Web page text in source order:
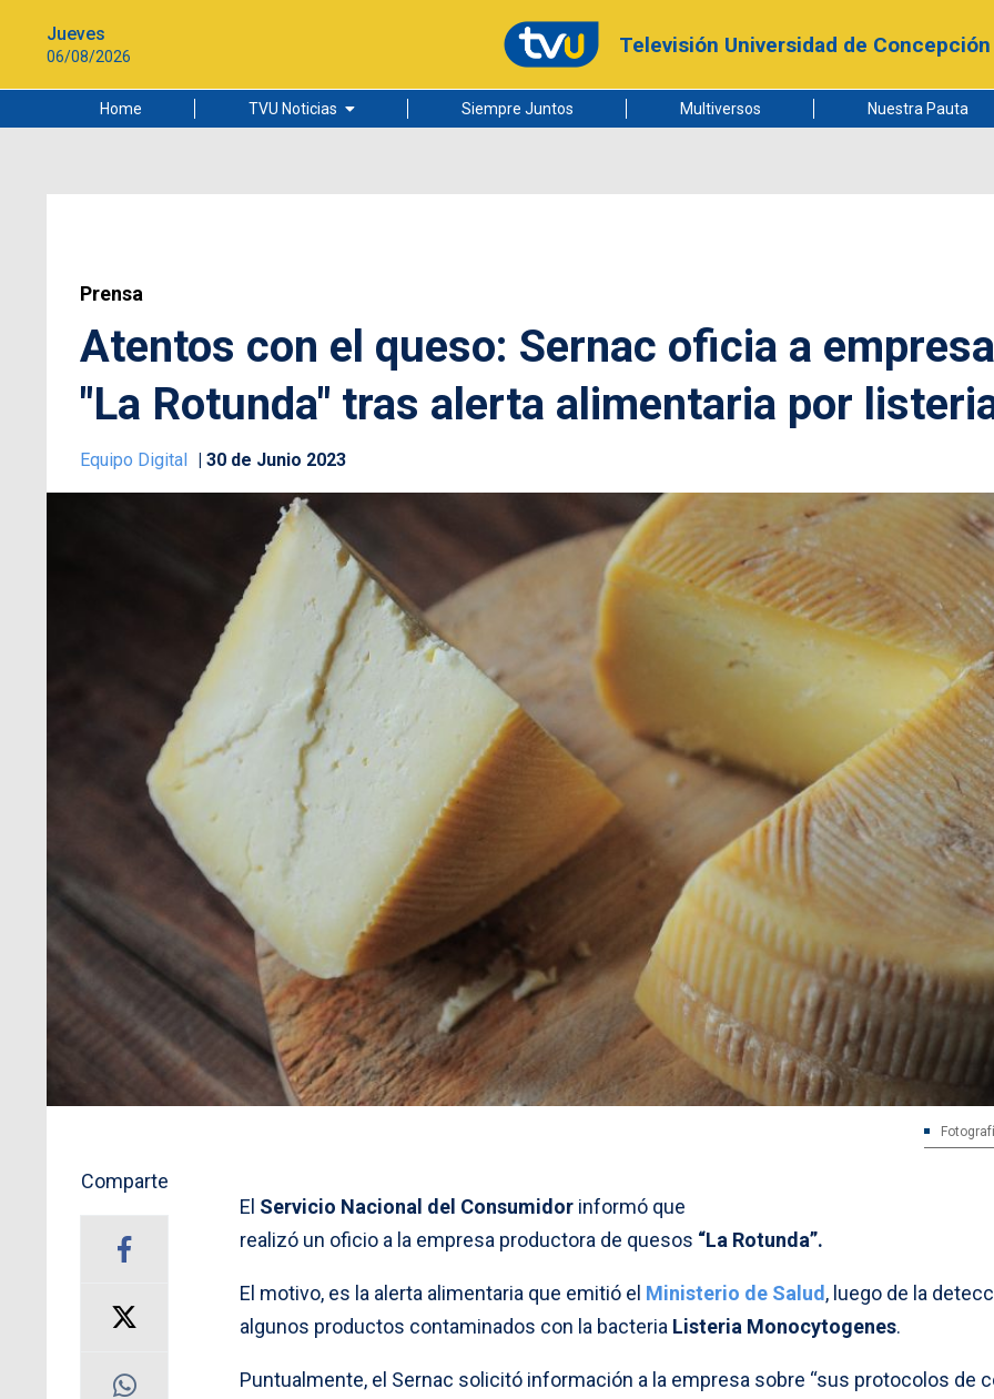
Jueves
06/08/2026 Televisión Universidad de Concepción
Home TVU Noticias
Ciudad
Siempre Juntos Multiversos Nuestra Pauta
Prensa
Atentos con el queso: Sernac oficia a empresa
"La Rotunda" tras alerta alimentaria por
Equipo Digital 30 de Junio 2023
Comparte
El Servicio Nacional del Consumidor informó que
realizó un oficio a la empresa productora de quesos “La Rotunda”.
El motivo, es la alerta alimentaria que emitió el Ministerio de Salud , luego de la
algunos productos contaminados con la bacteria Listeria Monocytogenes.
Puntualmente, el Sernac solicitó información a la empresa sobre “sus protocolos de